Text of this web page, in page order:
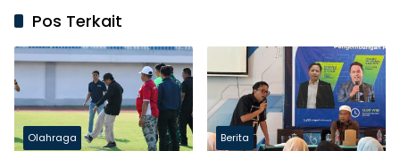
Pos Terkait
Olahraga Berita